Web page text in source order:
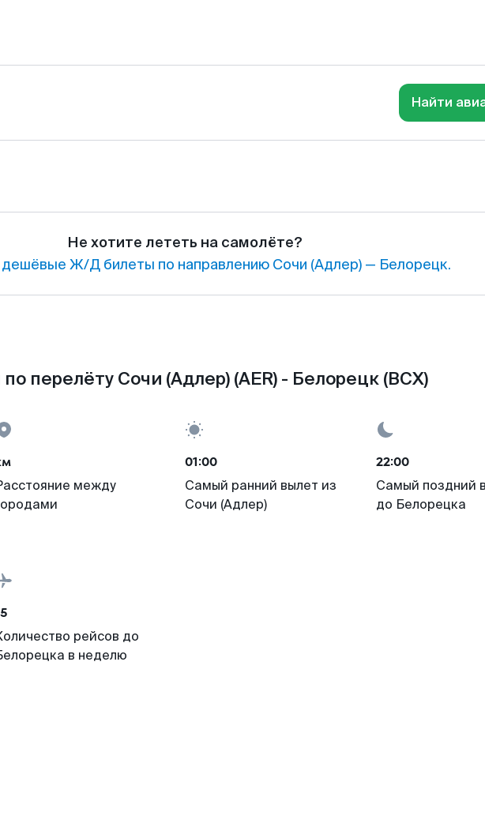
Найти
Не хотите лететь на самолёте?
Ж/Д билеты по направлению Сочи (Адлер) — Белорецк.
перелёту Сочи (Адлер) (AER) - Белорецк (BCX)
между
01:00
Самый ранний вылет из
Сочи (Адлер)
22:00
Самый поздний
до Белорецка
рейсов до
в неделю